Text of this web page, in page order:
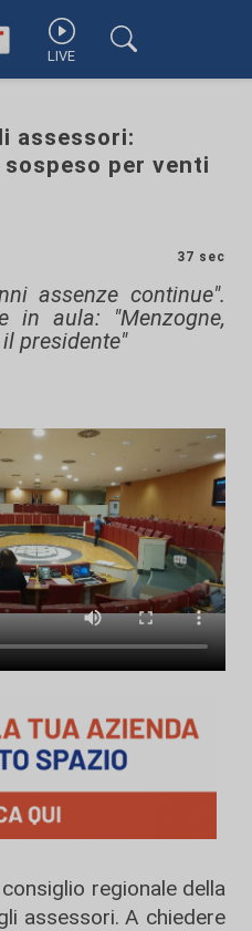
LIVE
assessori:
per venti
37 sec
assenze continue".
in aula: "Menzogne,
presidente"
regionale della
assessori. A chiedere